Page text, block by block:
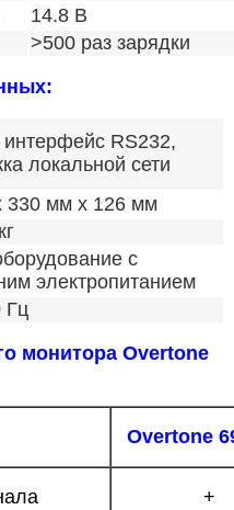
14.8 В
>500 раз зарядки
интерфейс RS232,
локальной сети
330 мм x 126 мм
с
электропитанием
Гц
монитора Overtone
Overtone
+